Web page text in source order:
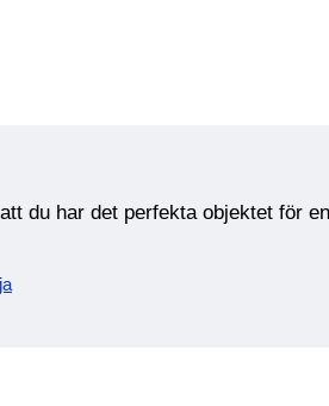
du har det perfekta objektet för